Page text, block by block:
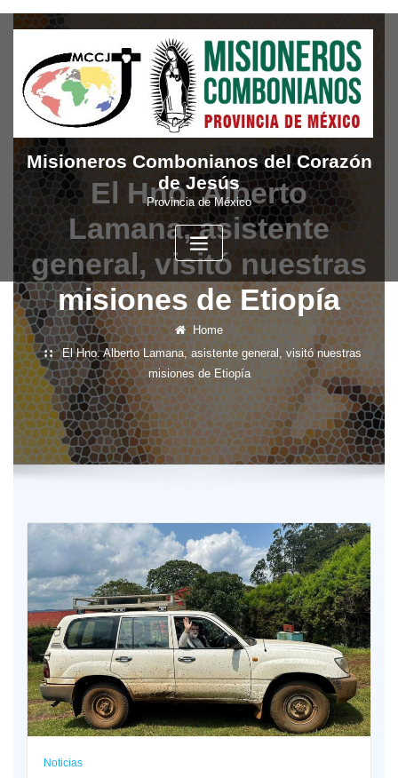
Skip
content
Misioneros Combonianos del Corazón
de Jesús
Provincia de México
El Hno. Alberto
Lamana, asistente
general, visitó nuestras
misiones de Etiopía
Home
El Hno. Alberto Lamana, asistente general, visitó nuestras
misiones de Etiopía
Noticias